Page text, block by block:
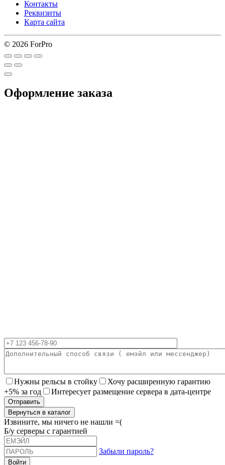
Контакты
Реквизиты
Карта сайта
© 2026 ForPro
Оформление заказа
Нужны рельсы в стойку
Хочу расширенную гарантию
+5% за год
Интересует размещение сервера в дата-центре
Вернуться в каталог
Извините, мы ничего не нашли =(
Б/у серверы с гарантией
Забыли пароль?